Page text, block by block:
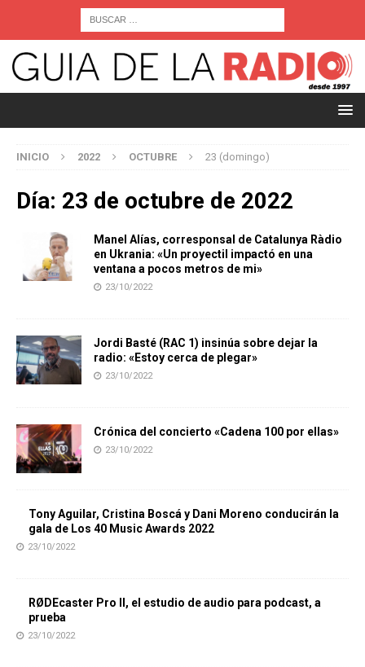
INICIO 2022 OCTUBRE 23 (domingo)
Día: 23 de octubre de 2022
Manel Alías, corresponsal de Catalunya Ràdio
en Ukrania: «Un proyectil impactó en una
ventana a pocos metros de mi»
23/10/2022
Jordi Basté (RAC 1) insinúa sobre dejar la
radio: «Estoy cerca de plegar»
23/10/2022
Crónica del concierto «Cadena 100 por ellas»
23/10/2022
Tony Aguilar, Cristina Boscá y Dani Moreno conducirán la
gala de Los 40 Music Awards 2022
23/10/2022
RØDEcaster Pro II, el estudio de audio para podcast, a
prueba
23/10/2022